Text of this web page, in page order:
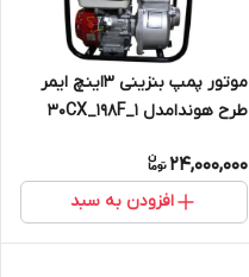
موتور پمپ بنزینی 3اینچ ایمر
طرح هوندامدل 30CX_198F_1
24,000,000
افزودن به سبد